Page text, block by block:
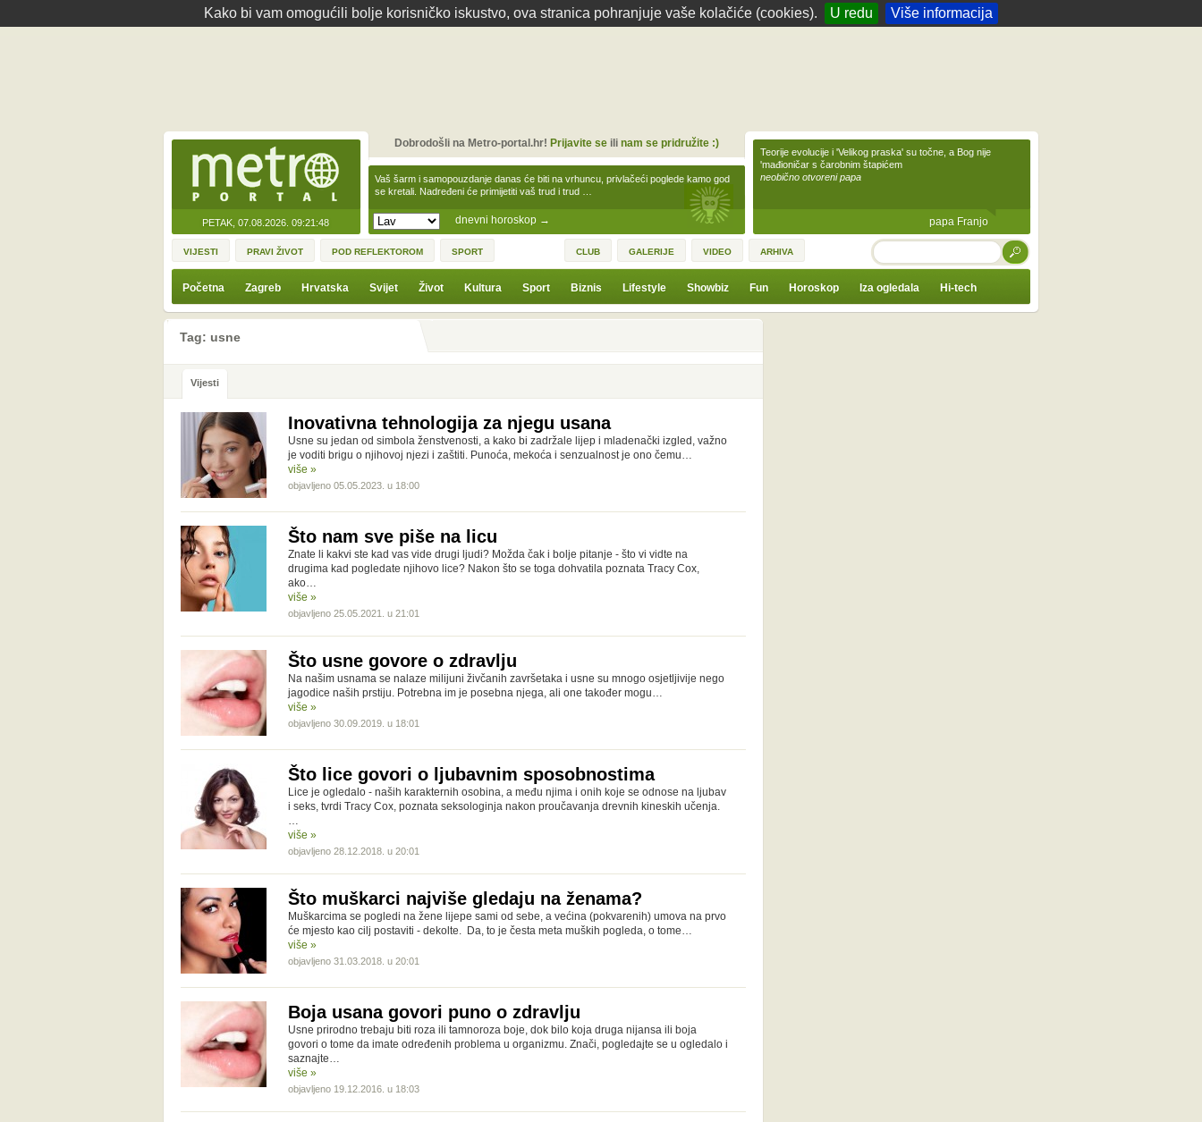
Kako bi vam omogućili bolje korisničko iskustvo, ova stranica pohranjuje vaše kolačiće (cookies). U redu Više informacija
PETAK, 07.08.2026. 09:21:48 dnevni horoskop →
Vaš šarm i samopouzdanje danas će biti na vrhuncu, privlačeći poglede kamo god
se kretali. Nadređeni će primijetiti vaš trud i trud …
Dobrodošli na Metro-portal.hr! Prijavite seili nam se pridružite :)
Teorije evolucije i 'Velikog praska' su točne, a Bog nije
'mađioničar s čarobnim štapićem
neobično otvoreni papa
papa Franjo
VIJESTI PRAVI ŽIVOT POD REFLEKTOROM SPORT CLUB GALERIJE VIDEO ARHIVA TRAŽI
Početna Zagreb Hrvatska Svijet Život Kultura Sport Biznis Lifestyle Showbiz Fun Horoskop Iza ogledala Hi-tech
Tag: usne
Vijesti
Inovativna tehnologija za njegu usana
Usne su jedan od simbola ženstvenosti, a kako bi zadržale lijep i mladenački izgled, važno
je voditi brigu o njihovoj njezi i zaštiti. Punoća, mekoća i senzualnost je ono čemu…
više »
objavljeno 05.05.2023. u 18:00
Što nam sve piše na licu
Znate li kakvi ste kad vas vide drugi ljudi? Možda čak i bolje pitanje - što vi vidte na
drugima kad pogledate njihovo lice? Nakon što se toga dohvatila poznata Tracy Cox,
ako…
više »
objavljeno 25.05.2021. u 21:01
Što usne govore o zdravlju
Na našim usnama se nalaze milijuni živčanih završetaka i usne su mnogo osjetljivije nego
jagodice naših prstiju. Potrebna im je posebna njega, ali one također mogu…
više »
objavljeno 30.09.2019. u 18:01
Što lice govori o ljubavnim sposobnostima
Lice je ogledalo - naših karakternih osobina, a među njima i onih koje se odnose na ljubav
i seks, tvrdi Tracy Cox, poznata seksologinja nakon proučavanja drevnih kineskih učenja.
…
više »
objavljeno 28.12.2018. u 20:01
Što muškarci najviše gledaju na ženama?
Muškarcima se pogledi na žene lijepe sami od sebe, a većina (pokvarenih) umova na prvo
će mjesto kao cilj postaviti - dekolte. Da, to je česta meta muških pogleda, o tome…
više »
objavljeno 31.03.2018. u 20:01
Boja usana govori puno o zdravlju
Usne prirodno trebaju biti roza ili tamnoroza boje, dok bilo koja druga nijansa ili boja
govori o tome da imate određenih problema u organizmu. Znači, pogledajte se u ogledalo i
saznajte…
više »
objavljeno 19.12.2016. u 18:03